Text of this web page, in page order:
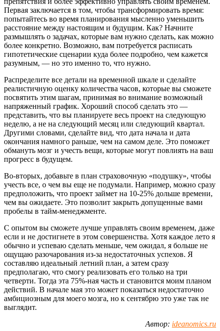
Первая заключается в том, чтобы трансформировать время:
попытайтесь во время планирования мысленно уменьшить
расстояние между настоящим и будущим. Как? Начните
размышлять о задачах, которые вам нужно сделать, как можно
более конкретно. Возможно, вам потребуется расписать
гипотетические сценарии куда более подробно, чем кажется
разумным, — но это именно то, что нужно.
Распределите все детали на временной шкале и сделайте
реалистичную оценку количества часов, которые вы сможете
посвятить этим шагам, принимая во внимание возможный
напряженный график. Хороший способ сделать это —
представить, что вы планируете весь проект на следующую
неделю, а не на следующий месяц или следующий квартал.
Другими словами, сделайте вид, что дата начала и дата
окончания намного раньше, чем на самом деле. Это поможет
обмануть мозг и учесть вещи, которые могут повлиять на ваш
прогресс в будущем.
Во-вторых, добавьте в план страховочную «подушку», чтобы
учесть все, о чем вы еще не подумали. Например, можно сразу
предположить, что проект займет на 10-25% дольше времени,
чем вы ожидаете. Это позволит закрыть допущенные вами
пробелы в тайм-менеджменте.
С опытом вы сможете лучше управлять своим временем, даже
если и не достигнете в этом совершенства. Хотя каждое лето я
обычно и успеваю сделать меньше, чем ожидал, я больше не
ощущаю разочарования из-за недостаточных успехов. Я
составляю идеальный летний план, а затем сразу
предполагаю, что смогу реализовать его только на три
четверти. Тогда эта 75%-ная часть и становится моим планом
действий. В начале мая это может показаться недостаточно
амбициозным для моего мозга, но к сентябрю это уже так не
выглядит.
Автор: ideanomics.ru